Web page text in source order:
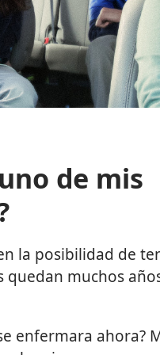
de mis
la posibilidad de
quedan muchos
enfermara ahora?